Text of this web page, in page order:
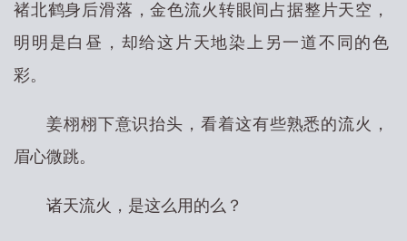
褚北鹤身后滑落，金色流火转眼间占据整片天空，
明明是白昼，却给这片天地染上另一道不同的色
彩。
姜栩栩下意识抬头，看着这有些熟悉的流火，
眉心微跳。
诸天流火，是这么用的么？